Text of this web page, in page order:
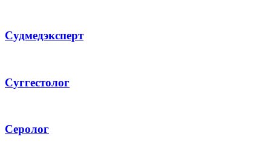
Судмедэксперт
Суггестолог
Серолог